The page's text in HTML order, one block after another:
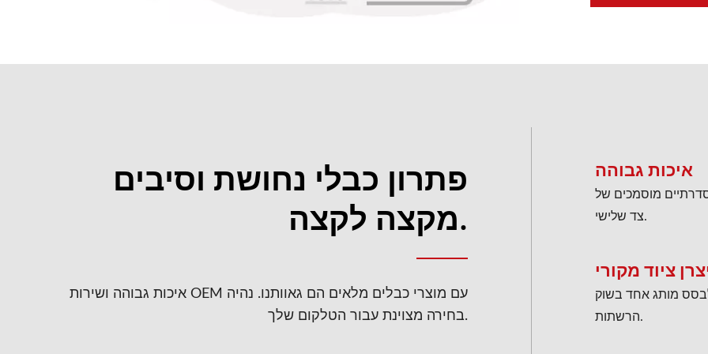
פתרון כבלי נחושת וסיבים
מקצה לקצה.
איכות גבוהה ושירות OEM עם מוצרי כבלים מלאים הם גאוותנו. נהיה
בחירה מצוינת עבור הטלקום שלך.
איכות גבוהה
מוסמכים של
צד שלישי.
לבסס מותג אחד בשוק
הרשתות.